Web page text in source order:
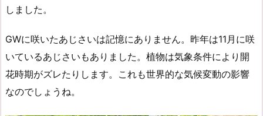
しました。
GWに咲いたあじさいは記憶にありません。昨年は11月に咲
いているあじさいもありました。植物は気象条件により開
花時期がズレたりします。これも世界的な気候変動の影響
なのでしょうね。